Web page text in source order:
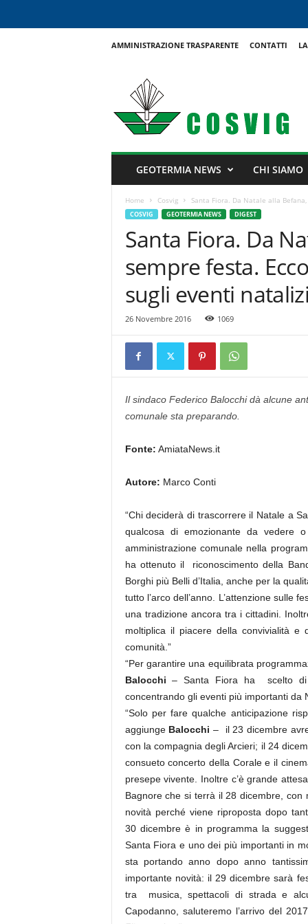
AMMINISTRAZIONE TRASPARENTE CONTATTI
GEOTERMIA NEWS CHI SIAMO
Home Cosvig Santa Fiora. Da Natale alla
COSVIG GEOTERMIA NEWS DIGEST
Santa Fiora. Da
sempre festa.
sugli eventi natalizi
26 Novembre 2016 1069
Il sindaco Federico Balocchi dà alcune
comunale sta preparando.
Fonte: AmiataNews.it
Autore: Marco Conti
“Chi deciderà di trascorrere il Natale a
qualcosa di emozionante da vedere
amministrazione comunale nella
ha ottenuto il riconoscimento della
Borghi più Belli d’Italia, anche per la
tutto l’arco dell’anno. L’attenzione sulle
una tradizione ancora tra i cittadini.
moltiplica il piacere della convivialità
comunità.”
“Per garantire una equilibrata
Balocchi – Santa Fiora ha scelto di
concentrando gli eventi più importanti da
“Solo per fare qualche anticipazione
aggiungeBalocchi – il 23 dicembre
con la compagnia degli Arcieri; il 24
consueto concerto della Corale e il
presepe vivente. Inoltre c’è grande
Bagnore che si terrà il 28 dicembre,
novità perché viene riproposta dopo
30 dicembre è in programma la
Santa Fiora e uno dei più importanti in
sta portando anno dopo anno
importante novità: il 29 dicembre sarà
tra musica, spettacoli di strada e
Capodanno, saluteremo l’arrivo del